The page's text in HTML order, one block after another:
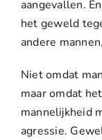
aangevallen.
het geweld
andere
Niet omdat
maar omdat
mannelijkheid
agressie.